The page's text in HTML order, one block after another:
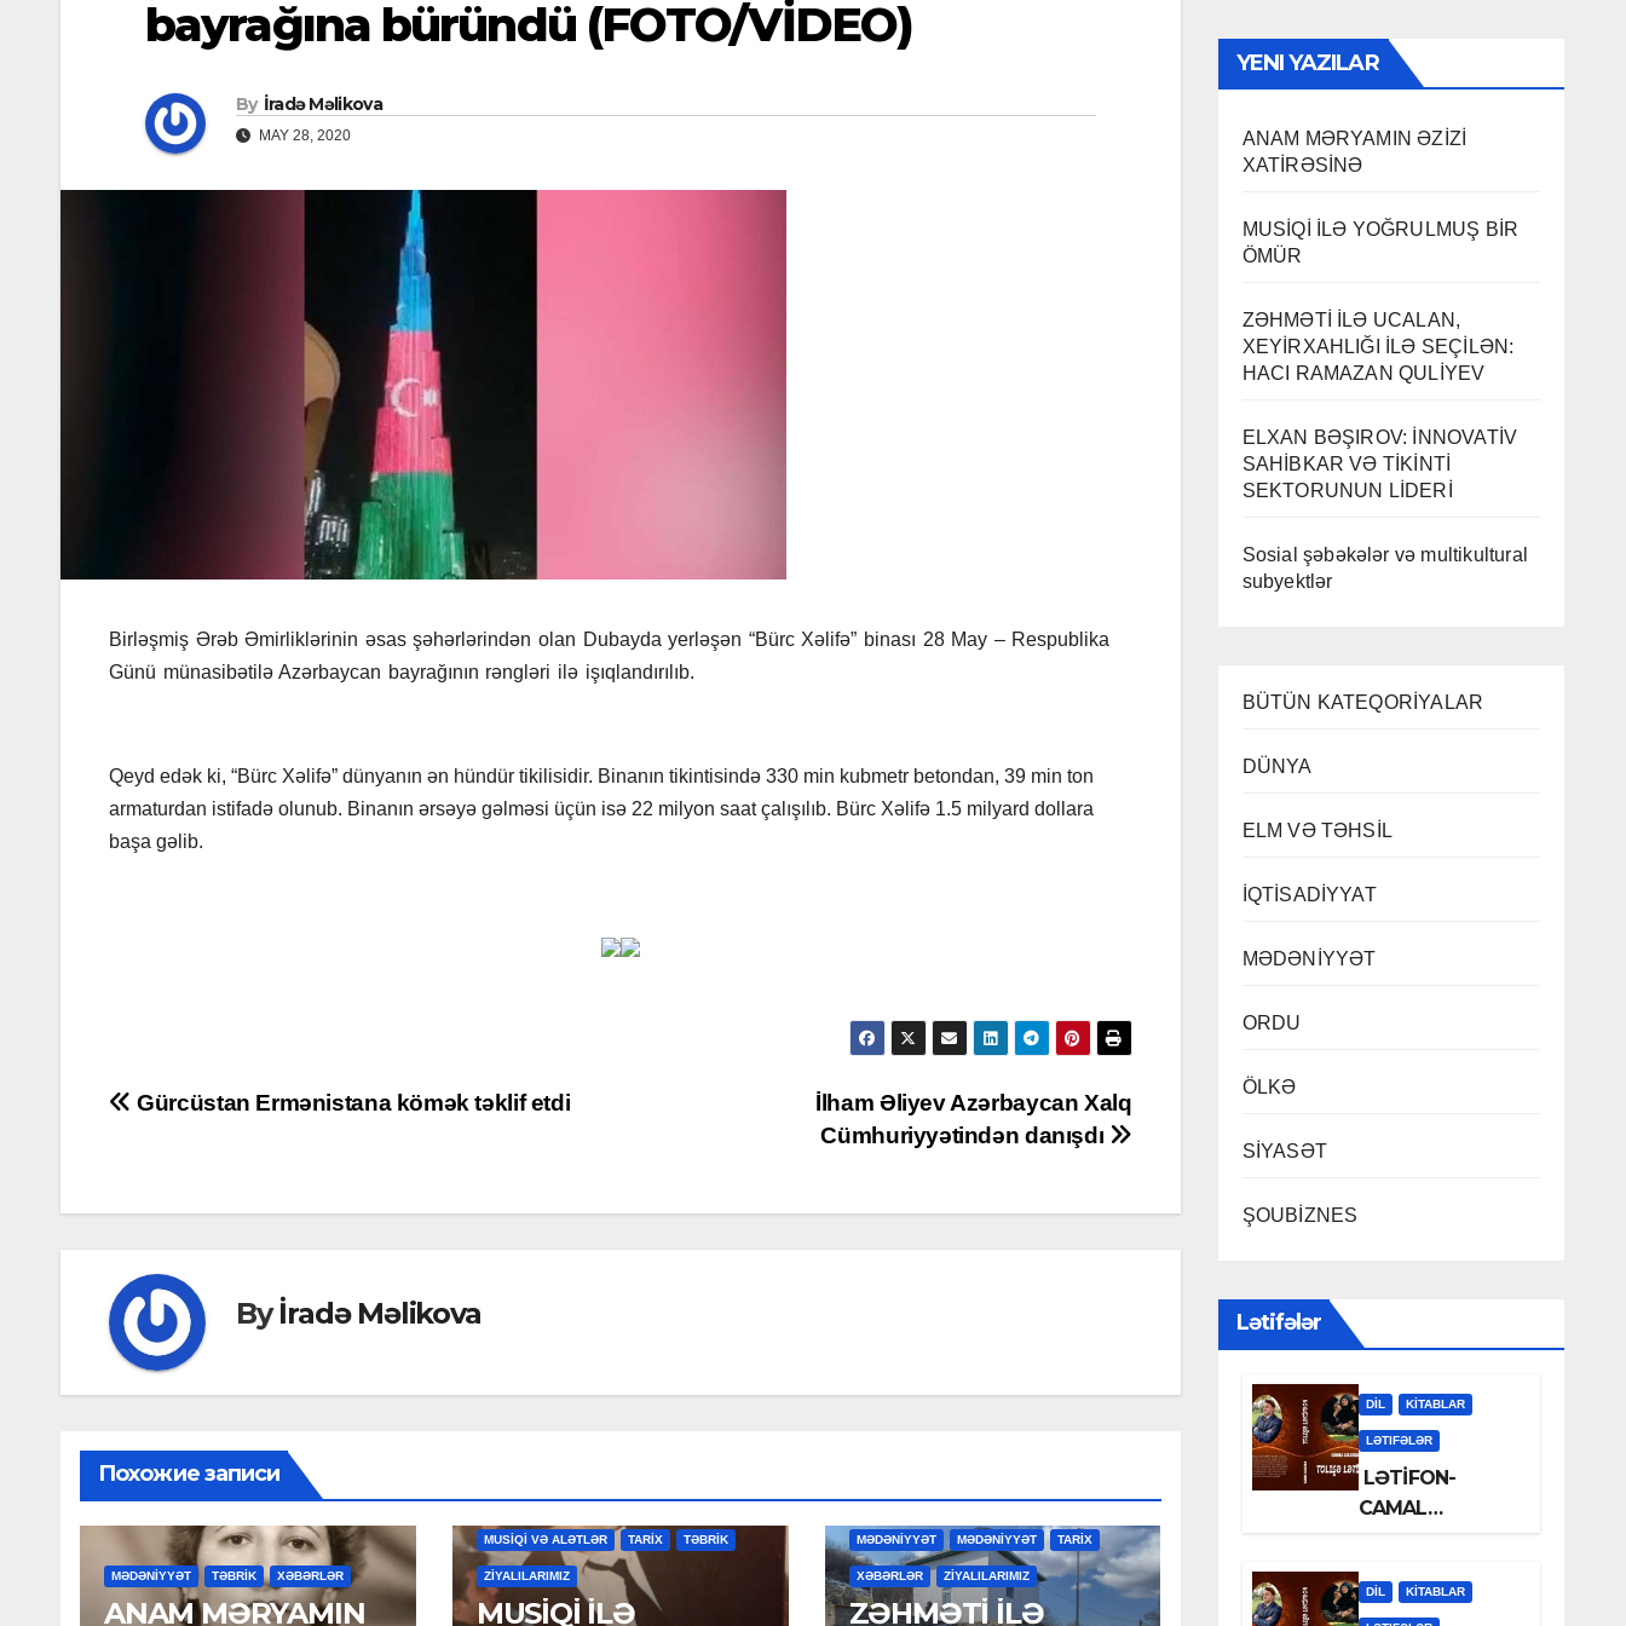
bayrağına büründü (FOTO/VİDEO)
By İradə Məlikova
MAY 28, 2020
Birləşmiş Ərəb Əmirliklərinin əsas şəhərlərindən olan Dubayda yerləşən “Bürc Xəlifə” binası 28 May – Respublika
Günü münasibətilə Azərbaycan bayrağının rəngləri ilə işıqlandırılıb.
Qeyd edək ki, “Bürc Xəlifə” dünyanın ən hündür tikilisidir. Binanın tikintisində 330 min kubmetr betondan, 39 min ton
armaturdan istifadə olunub. Binanın ərsəyə gəlməsi üçün isə 22 milyon saat çalışılıb. Bürc Xəlifə 1.5 milyard dollara
başa gəlib.
Post
İlham Əliyev Azərbaycan Xalq
Cümhuriyyətindən danışdı
Gürcüstan Ermənistana kömək təklif etdi
Byİradə Məlikova
Похожие записи
MƏDƏNİYYƏT TƏBRİK XƏBƏRLƏR
ANAM MƏRYAMIN
MAHNILAR MƏDƏNİYYƏT MƏDƏNİYYƏT
MUSİQİ VƏ ALƏTLƏR TARİX TƏBRİK
ZİYALILARIMIZ
MUSİQİ İLƏ
MƏDƏNİYYƏT MƏDƏNİYYƏT TARİX
XƏBƏRLƏR ZİYALILARIMIZ
ZƏHMƏTİ İLƏ
YENI YAZILAR
ANAM MƏRYAMIN ƏZİZİ
XATİRƏSİNƏ
MUSİQİ İLƏ YOĞRULMUŞ BİR
ÖMÜR
ZƏHMƏTİ İLƏ UCALAN,
XEYİRXAHLIĞI İLƏ SEÇİLƏN:
HACI RAMAZAN QULİYEV
ELXAN BƏŞIROV: İNNOVATİV
SAHİBKAR VƏ TİKİNTİ
SEKTORUNUN LİDERİ
Sosial şəbəkələr və multikultural
subyektlər
BÜTÜN KATEQORİYALAR
DÜNYA
ELM VƏ TƏHSİL
İQTİSADİYYAT
MƏDƏNİYYƏT
ORDU
ÖLKƏ
SİYASƏT
ŞOUBİZNES
Lətifələr
DİL KİTABLAR
LƏTIFƏLƏR
LƏTİFON-
CAMAL
DİL KİTABLAR